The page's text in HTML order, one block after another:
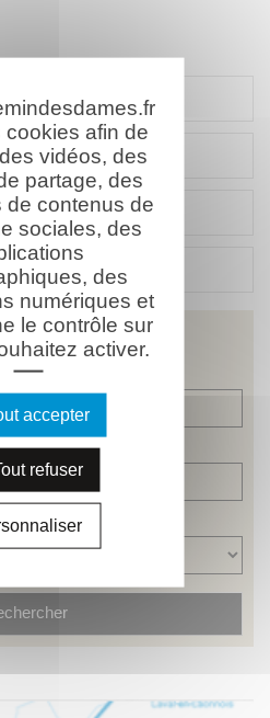
Mémorial virtuel
ce combattant
combattant
ce combattant
cookies afin de
vidéos, des
partage, des
de contenus de
sociales, des
des
numériques et
le contrôle sur
activer.
accepter
refuser